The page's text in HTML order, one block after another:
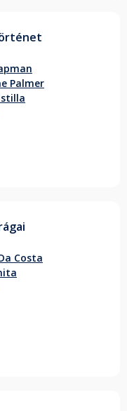
Palmer
Costa